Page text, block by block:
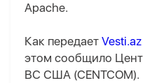
Apache.
Как передает Vesti.az
этом сообщило
ВС США (CENTCOM).